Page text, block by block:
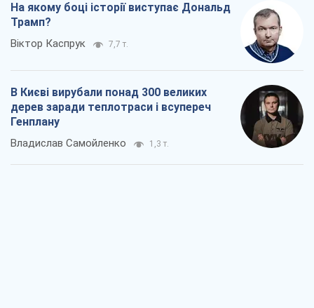
На якому боці історії виступає Дональд
Трамп?
Віктор Каспрук 7,7 т.
В Києві вирубали понад 300 великих
дерев заради теплотраси і всупереч
Генплану
Владислав Самойленко 1,3 т.